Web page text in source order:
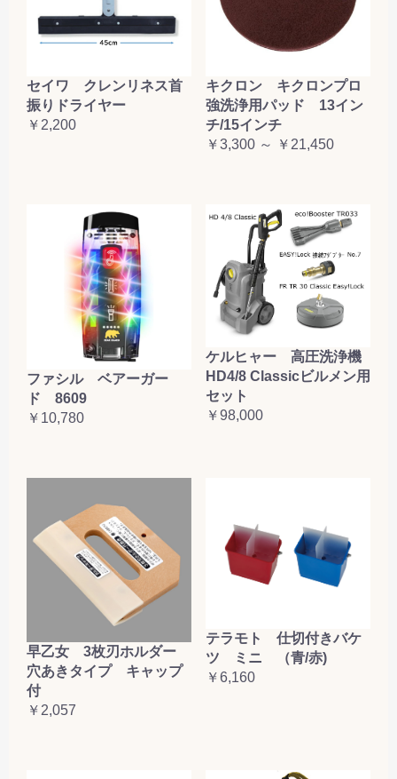
セイワ クレンリネス首
振りドライヤー
￥2,200
キクロン キクロンプロ
強洗浄用パッド 13イン
チ/15インチ
￥3,300 ～ ￥21,450
ファシル ベアーガー
ド 8609
￥10,780
ケルヒャー 高圧洗浄機
HD4/8 Classicビルメン用
セット
￥98,000
早乙女 3枚刃ホルダー
穴あきタイプ キャップ
付
￥2,057
テラモト 仕切付きバケ
ツ ミニ （青/赤)
￥6,160